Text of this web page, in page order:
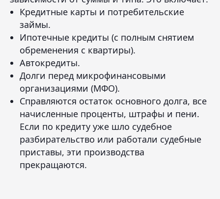
Кредитные карты и потребительские
займы.
Ипотечные кредиты (с полным снятием
обременения с квартиры).
Автокредиты.
Долги перед микрофинансовыми
организациями (МФО).
Справляются остаток основного долга, все
начисленные проценты, штрафы и пени.
Если по кредиту уже шло судебное
разбирательство или работали судебные
приставы, эти производства
прекращаются.